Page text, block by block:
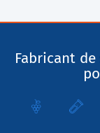
Fabricant